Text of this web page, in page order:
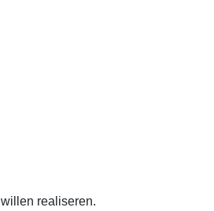
realiseren.